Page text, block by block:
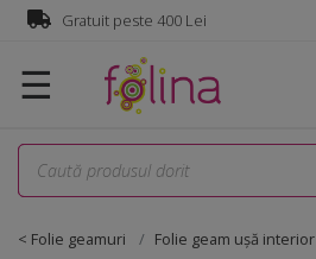
Gratuit peste 400 Lei
☰
< Folie geamuri Folie geam uşă interior